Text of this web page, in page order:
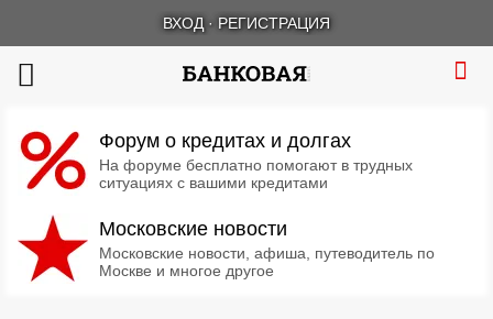
ВХОД · РЕГИСТРАЦИЯ
Форум о кредитах и долгах
На форуме бесплатно помогают в трудных
ситуациях с вашими кредитами
Московские новости
Московские новости, афиша, путеводитель по
Москве и многое другое